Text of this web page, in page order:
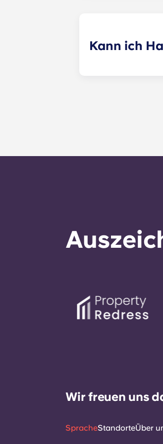
Kann ich
Wir freuen uns
SpracheStandorteÜber